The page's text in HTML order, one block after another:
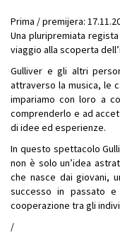
Prima / premijera:
Una pluripremiata
viaggio alla scoperta
Gulliver e gli altri
attraverso la musica, le
impariamo con loro a
comprenderlo e ad
di idee ed esperienze.
In questo spettacolo
non è solo un’idea
che nasce dai giovani,
successo in passato
cooperazione tra gli
/